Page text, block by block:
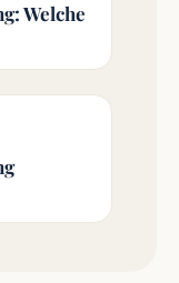
Welche